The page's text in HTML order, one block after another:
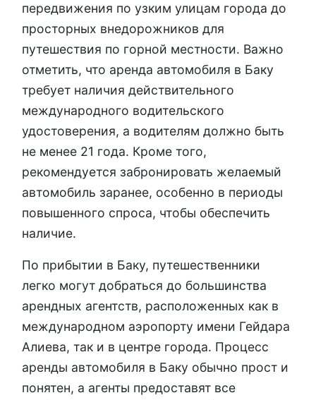
передвижения по узким улицам города до
просторных внедорожников для
путешествия по горной местности. Важно
отметить, что аренда автомобиля в Баку
требует наличия действительного
международного водительского
удостоверения, а водителям должно быть
не менее 21 года. Кроме того,
рекомендуется забронировать желаемый
автомобиль заранее, особенно в периоды
повышенного спроса, чтобы обеспечить
наличие.
По прибытии в Баку, путешественники
легко могут добраться до большинства
арендных агентств, расположенных как в
международном аэропорту имени Гейдара
Алиева, так и в центре города. Процесс
аренды автомобиля в Баку обычно прост и
понятен, а агенты предоставят все